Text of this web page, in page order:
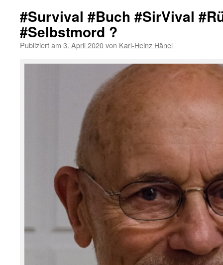
#Survival #Buch #SirVival
#Selbstmord ?
Publiziert am 3. April 2020von Karl-Heinz Hänel